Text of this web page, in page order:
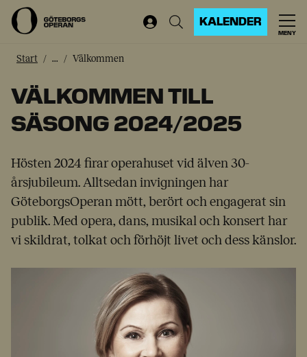
KALENDER
MENY
Start ... Välkommen
VÄLKOMMEN TILL
SÄSONG 2024/2025
Hösten 2024 firar operahuset vid älven 30-
årsjubileum. Alltsedan invigningen har
GöteborgsOperan mött, berört och engagerat sin
publik. Med opera, dans, musikal och konsert har
vi skildrat, tolkat och förhöjt livet och dess känslor.